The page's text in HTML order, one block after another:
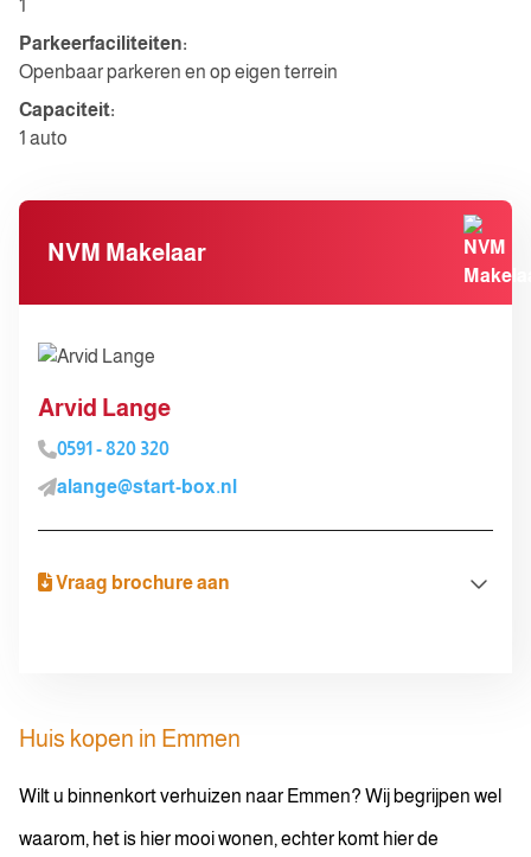
1
Parkeerfaciliteiten:
Openbaar parkeren en op eigen terrein
Capaciteit:
1 auto
NVM Makelaar
Arvid Lange
0591 - 820 320
alange@start-box.nl
Vraag brochure aan
Telefoonnummer
Huis kopen in Emmen
Wilt u binnenkort verhuizen naar Emmen? Wij begrijpen wel
waarom, het is hier mooi wonen, echter komt hier de